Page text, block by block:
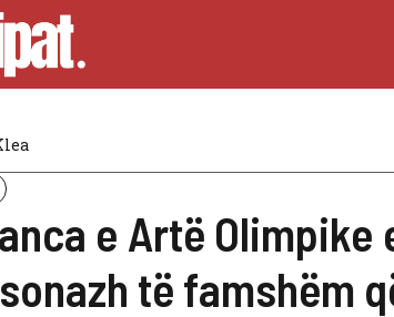
e Artë Olimpike
të famshëm